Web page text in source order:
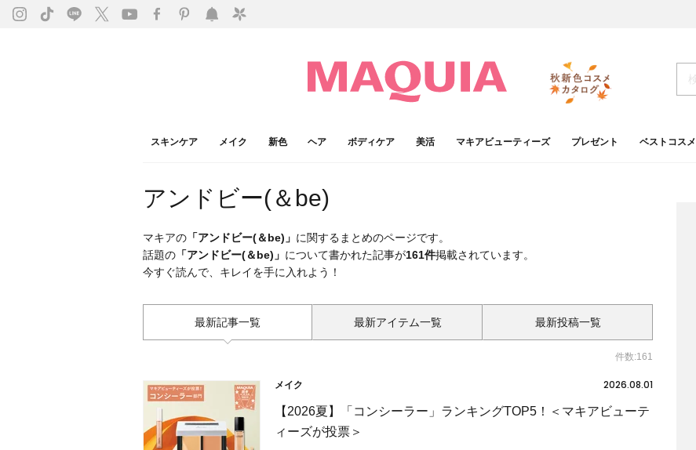
スキンケア メイク 新色 ヘア ボディケア 美活 マキアビューティーズ プレゼント ベストコスメ
アンドビー(＆be)
マキアの 「アンドビー(＆be)」 に関するまとめのページです。
話題の 「アンドビー(＆be)」 について書かれた記事が161件掲載されています。
今すぐ読んで、キレイを手に入れよう！
最新記事一覧 最新アイテム一覧 最新投稿一覧
件数:161
メイク
2026.08.01
【2026夏】「コンシーラー」ランキングTOP5！＜マキアビューテ
ィーズが投票＞